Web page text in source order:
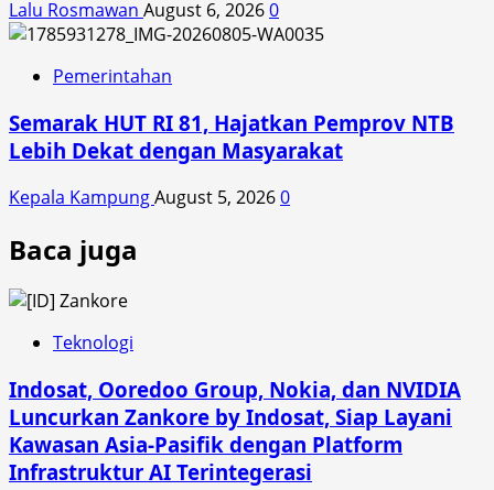
Lalu Rosmawan August 6, 20260
Pemerintahan
Semarak HUT RI 81, Hajatkan Pemprov NTB
Lebih Dekat dengan Masyarakat
Kepala KampungAugust 5, 20260
Baca juga
Teknologi
Indosat, Ooredoo Group, Nokia, dan NVIDIA
Luncurkan Zankore by Indosat, Siap Layani
Kawasan Asia-Pasifik dengan Platform
Infrastruktur AI Terintegerasi